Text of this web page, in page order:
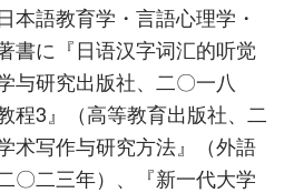
本語教育学・言語心理学・
書に『日语汉字词汇的听觉
与研究出版社、二〇一八
程3』（高等教育出版社、二
术写作与研究方法』（外語
〇二三年）、『新一代大学